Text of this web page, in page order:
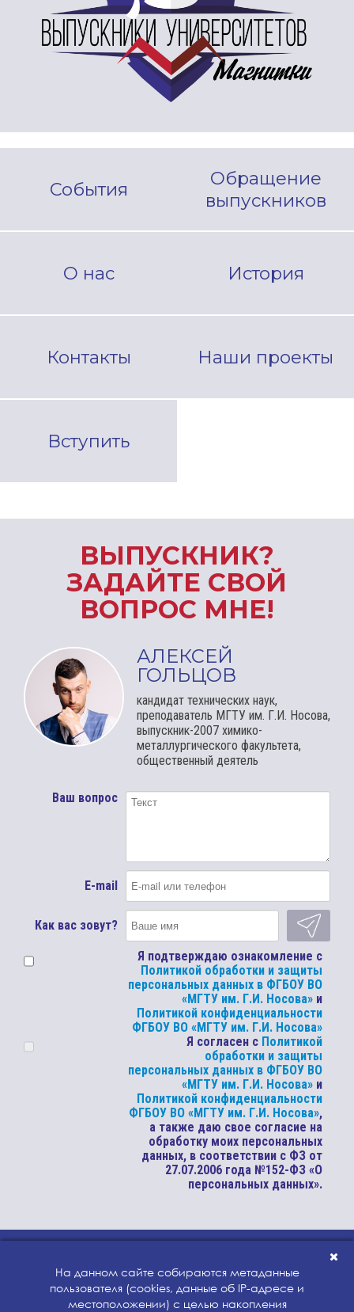
События
Обращение
выпускников
О нас История
Контакты Наши проекты
Вступить
ВЫПУСКНИК?
ЗАДАЙТЕ СВОЙ
ВОПРОС МНЕ!
АЛЕКСЕЙ
ГОЛЬЦОВ
кандидат технических наук,
преподаватель МГТУ им. Г.И. Носова,
выпускник-2007 химико-
металлургического факультета,
общественный деятель
Ваш вопрос
E-mail
Как вас зовут?
Я подтверждаю ознакомление с
Политикой обработки и защиты
персональных данных в ФГБОУ ВО
«МГТУ им. Г.И. Носова»и
Политикой конфиденциальности
ФГБОУ ВО «МГТУ им. Г.И. Носова»
Я согласен с Политикой
обработки и защиты
персональных данных в ФГБОУ ВО
«МГТУ им. Г.И. Носова»и
Политикой конфиденциальности
ФГБОУ ВО «МГТУ им. Г.И. Носова»,
а также даю свое согласие на
обработку моих персональных
данных, в соответствии с ФЗ от
27.07.2006 года №152-ФЗ «О
персональных данных».
государственный технический
университет им. Г.И. Носова
На данном сайте собираются метаданные
пользователя (cookies, данные об IP-адресе и
местоположении) с целью накопления